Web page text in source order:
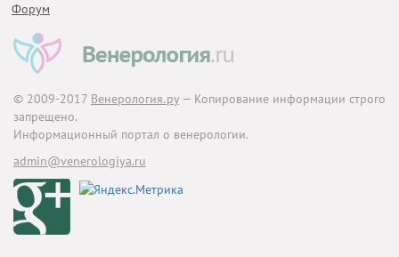
Форум
© 2009-2017 Венерология.ру — Копирование информации строго
запрещено.
Информационный портал о венерологии.
admin@venerologiya.ru